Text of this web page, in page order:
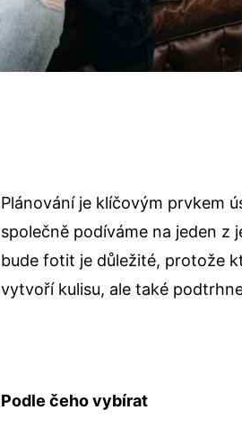
Plánování je klíčovým prvkem
společně podíváme na jeden z
bude fotit je důležité, protože
vytvoří kulisu, ale také
Podle čeho vybírat